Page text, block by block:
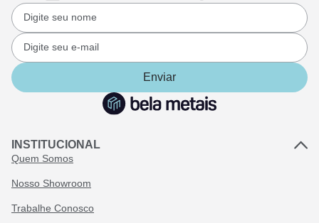
Enviar
INSTITUCIONAL
Quem Somos
Nosso Showroom
Trabalhe Conosco